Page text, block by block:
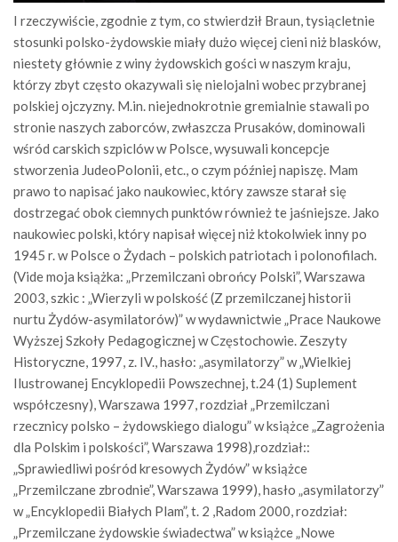
I rzeczywiście, zgodnie z tym, co stwierdził Braun, tysiącletnie
stosunki polsko-żydowskie miały dużo więcej cieni niż blasków,
niestety głównie z winy żydowskich gości w naszym kraju,
którzy zbyt często okazywali się nielojalni wobec przybranej
polskiej ojczyzny. M.in. niejednokrotnie gremialnie stawali po
stronie naszych zaborców, zwłaszcza Prusaków, dominowali
wśród carskich szpiclów w Polsce, wysuwali koncepcje
stworzenia JudeoPolonii, etc., o czym później napiszę. Mam
prawo to napisać jako naukowiec, który zawsze starał się
dostrzegać obok ciemnych punktów również te jaśniejsze. Jako
naukowiec polski, który napisał więcej niż ktokolwiek inny po
1945 r. w Polsce o Żydach – polskich patriotach i polonofilach.
(Vide moja książka: „Przemilczani obrońcy Polski”, Warszawa
2003, szkic : „Wierzyli w polskość (Z przemilczanej historii
nurtu Żydów-asymilatorów)” w wydawnictwie „Prace Naukowe
Wyższej Szkoły Pedagogicznej w Częstochowie. Zeszyty
Historyczne, 1997, z. IV., hasło: „asymilatorzy” w „Wielkiej
Ilustrowanej Encyklopedii Powszechnej, t.24 (1) Suplement
współczesny), Warszawa 1997, rozdział „Przemilczani
rzecznicy polsko – żydowskiego dialogu” w książce „Zagrożenia
dla Polskim i polskości”, Warszawa 1998),rozdział::
„Sprawiedliwi pośród kresowych Żydów” w książce
„Przemilczane zbrodnie”, Warszawa 1999), hasło „asymilatorzy”
w „Encyklopedii Białych Plam”, t. 2 ,Radom 2000, rozdział:
„Przemilczane żydowskie świadectwa” w książce „Nowe